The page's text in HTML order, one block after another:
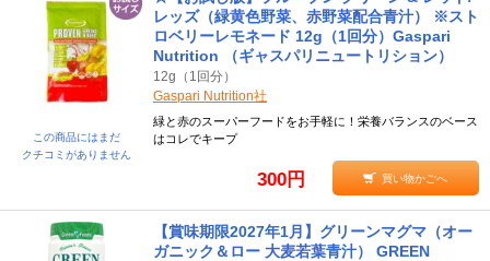
この商品にはまだ
クチコミがありません
レッズ（緑黄色野菜、赤野菜配合青汁） ※スト
ロベリーレモネード 12g（1回分）Gaspari
Nutrition （ギャスパリニュートリション）
12g（1回分）
Gaspari Nutrition社
緑と赤のスーパーフードをお手軽に！栄養バランスのベース
はコレでキープ
300円 買い物かごへ
【賞味期限2027年1月】グリーンマグマ（オー
ガニック＆ロー 大麦若葉青汁） GREEN